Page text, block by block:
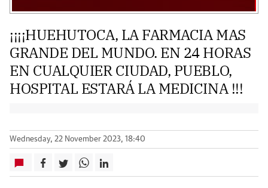
¡¡¡¡HUEHUTOCA, LA FARMACIA MAS
GRANDE DEL MUNDO. EN 24 HORAS
EN CUALQUIER CIUDAD, PUEBLO,
HOSPITAL ESTARÁ LA MEDICINA !!!
Wednesday, 22 November 2023, 18:40